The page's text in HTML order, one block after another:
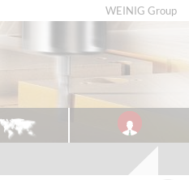
WEINIG Group